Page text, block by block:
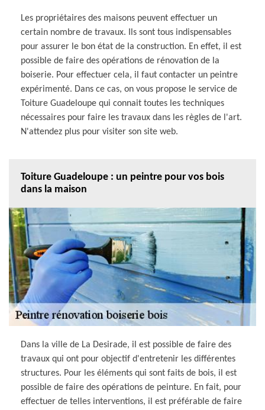
Les propriétaires des maisons peuvent effectuer un
certain nombre de travaux. Ils sont tous indispensables
pour assurer le bon état de la construction. En effet, il est
possible de faire des opérations de rénovation de la
boiserie. Pour effectuer cela, il faut contacter un peintre
expérimenté. Dans ce cas, on vous propose le service de
Toiture Guadeloupe qui connait toutes les techniques
nécessaires pour faire les travaux dans les règles de l'art.
N'attendez plus pour visiter son site web.
Toiture Guadeloupe : un peintre pour vos bois
dans la maison
Dans la ville de La Desirade, il est possible de faire des
travaux qui ont pour objectif d'entretenir les différentes
structures. Pour les éléments qui sont faits de bois, il est
possible de faire des opérations de peinture. En fait, pour
effectuer de telles interventions, il est préférable de faire